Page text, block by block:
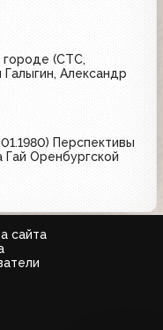
(СТС,
Александр
Перспективы
Гай Оренбургской
сайта